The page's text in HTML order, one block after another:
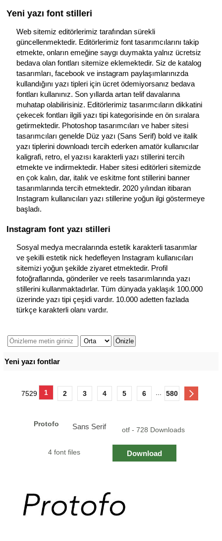
Yeni yazı font stilleri
Web sitemiz editörlerimiz tarafından sürekli
güncellenmektedir. Editörlerimiz font tasarımcılarını takip
etmekte, onların emeğine saygı duymakta yalnız ücretsiz
bedava olan fontları sitemize eklemektedir. Siz de katalog
tasarımları, facebook ve instagram paylaşımlarınızda
kullandığını yazı tipleri için ücret ödemiyorsanız bedava
fontları kullanınız. Son yıllarda artan telif davalarına
muhatap olabilirisiniz. Editörlerimiz tasarımcıların dikkatini
çekecek fontları ilgili yazı tipi kategorisinde en ön sıralara
getirmektedir. Photoshop tasarımcıları ve haber sitesi
tasarımcıları genelde Düz yazı (Sans Serif) bold ve italik
yazı tiplerini downloadı tercih ederken amatör kullanıcılar
kaligrafi, retro, el yazısı karakterli yazı stillerini tercih
etmekte ve indirmektedir. Haber sitesi editörleri sitemizde
en çok kalın, dar, italık ve eskitme font stillerini banner
tasarımlarında tercih etmektedir. 2020 yılından itibaran
Instagram kullanıcıları yazı stillerine yoğun ilgi göstermeye
başladı.
Instagram font yazı stilleri
Sosyal medya mecralarında estetik karakterli tasarımlar
ve şekilli estetik nick hedefleyen Instagram kullanıcıları
sitemizi yoğun şekilde ziyaret etmektedir. Profil
fotoğraflarında, gönderiler ve reels tasarımlarında yazı
stillerini kullanmaktadırlar. Tüm dünyada yaklaşık 100.000
üzerinde yazı tipi çeşidi vardır. 10.000 adetten fazlada
türkçe karakterli olanı vardır.
Yeni yazı fontlar
7529 1 2 3 4 5 6 580
Protofo Sans Serif otf - 728 Downloads
4 font files Download